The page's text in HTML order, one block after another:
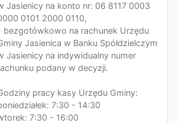
Jasienicy na konto nr: 06 8117 0003
0101 2000 0110,
bezgotówkowo na rachunek Urzędu
Jasienica w Banku Spółdzielczym
Jasienicy na indywidualny numer
podany w decyzji.
pracy kasy Urzędu Gminy:
7:30 - 14:30
7:30 - 16:00